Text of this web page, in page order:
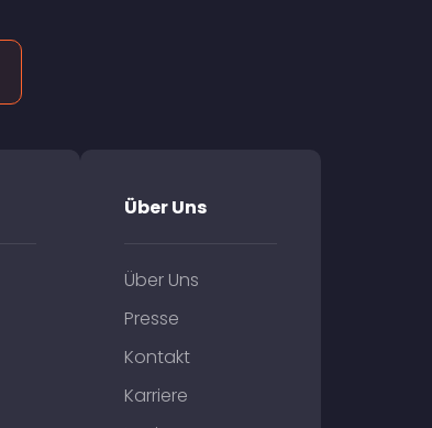
Über Uns
Über Uns
Presse
Kontakt
Karriere